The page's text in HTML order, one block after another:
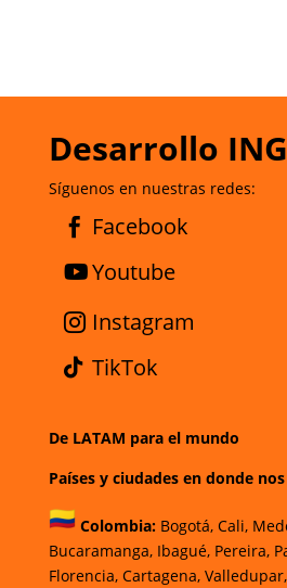
Desarrollo ING
Síguenos en nuestras redes:
Facebook
Youtube
Instagram
TikTok
De LATAM para el mundo
Países y ciudades en donde
Colombia: Bogotá,Cali,
Bucaramanga,Ibagué,Pereira,
Florencia, Cartagena, Valledupar,